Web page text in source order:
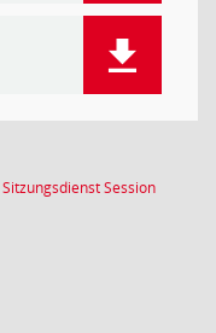
SitzungsdienstSession(Wird in